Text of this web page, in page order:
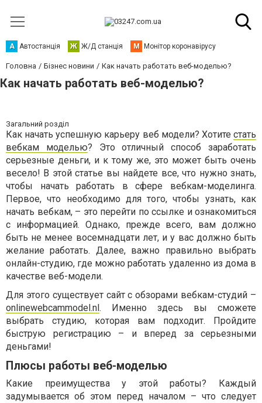
А Автостанція Ж Ж/Д станція М Монітор коронавірусу
Головна Бізнес новини Как начать работать веб-моделью?
Как начать работать веб-моделью?
Загальний розділ
Как начать успешную карьеру веб модели? Хотите стать
вебкам моделью? Это отличный способ заработать
серьезные деньги, и к тому же, это может быть очень
весело! В этой статье вы найдете все, что нужно знать,
чтобы начать работать в сфере вебкам-моделинга.
Первое, что необходимо для того, чтобы узнать, как
начать вебкам, – это перейти по ссылке и ознакомиться
с информацией. Однако, прежде всего, вам должно
быть не менее восемнадцати лет, и у вас должно быть
желание работать. Далее, важно правильно выбрать
онлайн-студию, где можно работать удаленно из дома в
качестве веб-модели.
Для этого существует сайт с обзорами вебкам-студий –
onlinewebcammodel.nl. Именно здесь вы сможете
выбрать студию, которая вам подходит. Пройдите
быструю регистрацию – и вперед за серьезными
деньгами!
Плюсы работы веб-моделью
Какие преимущества у этой работы? Каждый
задумывается об этом перед началом – что следует